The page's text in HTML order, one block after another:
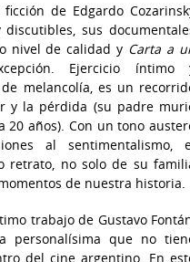
de Edgardo
sus
nivel de calidad y Carta a
Ejercicio íntimo
melancolía, es un
y la pérdida (su padre
20 años). Con un tono
al sentimentalismo,
retrato, no solo de su
de nuestra historia.
trabajo de Gustavo
personalísima que no
del cine argentino. En